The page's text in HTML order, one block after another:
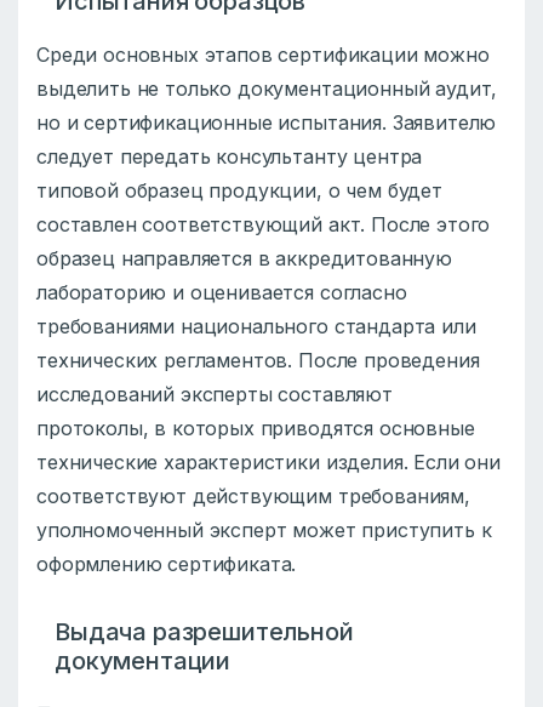
Среди основных этапов сертификации можно
выделить не только документационный аудит,
но и сертификационные испытания. Заявителю
следует передать консультанту центра
типовой образец продукции, о чем будет
составлен соответствующий акт. После этого
образец направляется в аккредитованную
лабораторию и оценивается согласно
требованиями национального стандарта или
технических регламентов. После проведения
исследований эксперты составляют
протоколы, в которых приводятся основные
технические характеристики изделия. Если они
соответствуют действующим требованиям,
уполномоченный эксперт может приступить к
оформлению сертификата.
Выдача разрешительной
документации